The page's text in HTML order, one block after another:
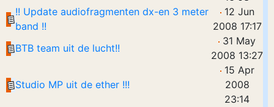
!! Update audiofragmenten dx-en 3 meter
band !!
12 Jun
2008 17:17
BTB team uit de lucht!!
31 May
2008 13:27
Studio MP uit de ether !!!
15 Apr
2008
23:14